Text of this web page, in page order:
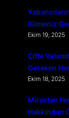
Bilmeniz
Ekim 19, 2025
Çifte
Gereken
Ekim 18, 2025
Mirastan
Hakkından